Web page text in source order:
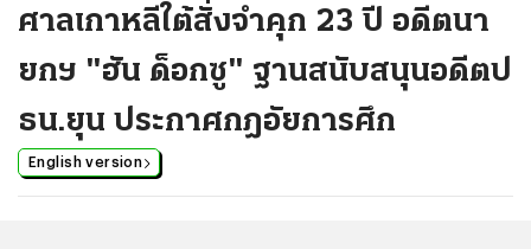
ศาลเกาหลีใต้สั่งจำคุก 23 ปี อดีตนา
ยกฯ "ฮัน ด็อกซู" ฐานสนับสนุนอดีตป
ธน.ยุน ประกาศกฎอัยการศึก
English version